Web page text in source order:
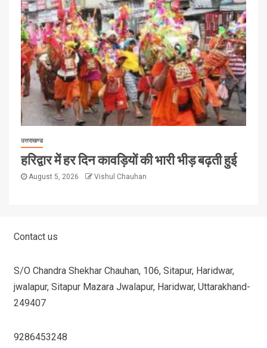
उत्तराखण्ड
हरिद्वार में हर दिन कावड़ियों की भारी भीड़ बढ़ती हुई
August 5, 2026 Vishul Chauhan
Contact us
S/O Chandra Shekhar Chauhan, 106, Sitapur, Haridwar,
jwalapur, Sitapur Mazara Jwalapur, Haridwar, Uttarakhand-
249407
9286453248